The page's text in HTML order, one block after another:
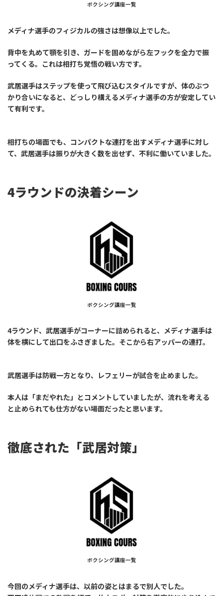
ボクシング講座一覧
メディナ選手のフィジカルの強さは想像以上でした。
背中を丸めて顎を引き、ガードを固めながら左フックを全力で振
ってくる。これは相打ち覚悟の戦い方です。
武居選手はステップを使って飛び込むスタイルですが、体のぶつ
かり合いになると、どっしり構えるメディナ選手の方が安定してい
て有利です。
相打ちの場面でも、コンパクトな連打を出すメディナ選手に対し
て、武居選手は振りが大きく数を出せず、不利に働いていました。
4ラウンドの決着シーン
ボクシング講座一覧
4ラウンド、武居選手がコーナーに詰められると、メディナ選手は
体を横にして出口をふさぎました。そこから右アッパーの連打。
武居選手は防戦一方となり、レフェリーが試合を止めました。
本人は「まだやれた」とコメントしていましたが、流れを考える
と止められても仕方がない場面だったと思います。
徹底された「武居対策」
ボクシング講座一覧
今回のメディナ選手は、以前の姿とはまるで別人でした。